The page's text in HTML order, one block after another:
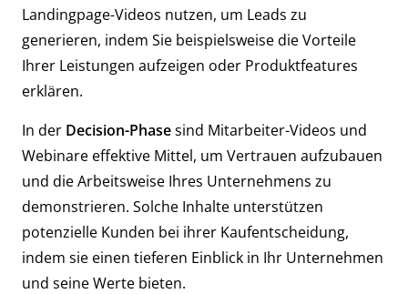
Landingpage-Videos nutzen, um Leads zu
generieren, indem Sie beispielsweise die Vorteile
Ihrer Leistungen aufzeigen oder Produktfeatures
erklären.
In der Decision-Phasesind Mitarbeiter-Videos und
Webinare effektive Mittel, um Vertrauen aufzubauen
und die Arbeitsweise Ihres Unternehmens zu
demonstrieren. Solche Inhalte unterstützen
potenzielle Kunden bei ihrer Kaufentscheidung,
indem sie einen tieferen Einblick in Ihr Unternehmen
und seine Werte bieten.